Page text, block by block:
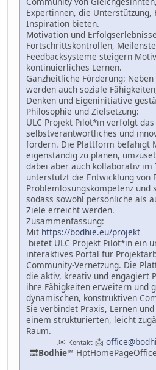
Expertinnen, die Unterstützung,
Inspiration bieten.
Motivation und
Fortschrittskontrollen,
Feedbacksysteme steigern
kontinuierliches Lernen.
Ganzheitliche Förderung:
werden auch soziale
Denken und Eigeninitiative
Philosophie und Zielsetzung:
ULC Projekt Pilot*in verfolgt
selbstverantwortliches und
fördern. Die Plattform befähigt
eigenständig zu planen,
dabei aber auch kollaborativ im
unterstützt die Entwicklung von
Problemlösungskompetenz und
sodass sowohl persönliche als
Ziele erreicht werden.
Zusammenfassung:
Mit https://bodhie.eu/projekt
bietet ULC Projekt Pilot*in ein
interaktives Portal für
Community-Vernetzung. Die
die aktiv, kreativ und engagiert
ihre Fähigkeiten erweitern und
dynamischen, konstruktiven
Sie verbindet Praxis, Lernen
einem strukturierten, leicht
Raum.
.✉ Kontakt 📩
🔜Bodhie™